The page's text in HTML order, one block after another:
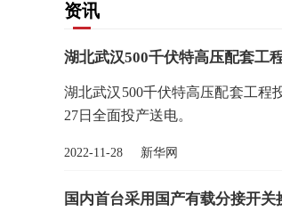
资讯
湖北武汉500千伏特高压配套工
湖北武汉500千伏特高压配套工程
27日全面投产送电。
2022-11-28 新华网
国内首台采用国产有载分接开